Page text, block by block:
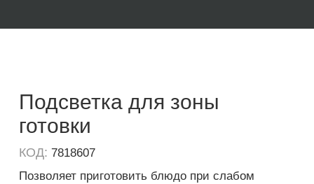
Подсветка для зоны
готовки
КОД: 7818607
Позволяет приготовить блюдо при слабом